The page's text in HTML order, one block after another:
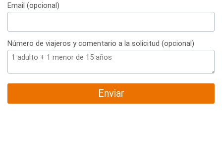
Email (opcional)
Número de viajeros y comentario a la solicitud (opcional)
Enviar